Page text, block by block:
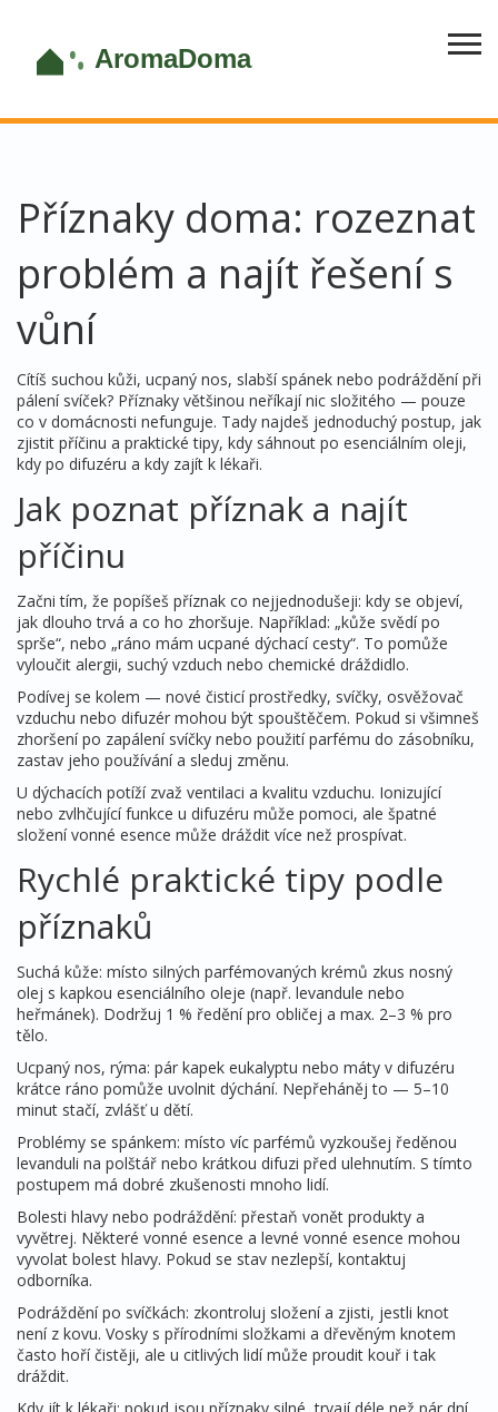
Příznaky doma: rozeznat
problém a najít řešení s
vůní
Cítíš suchou kůži, ucpaný nos, slabší spánek nebo podráždění při
pálení svíček? Příznaky většinou neříkají nic složitého — pouze
co v domácnosti nefunguje. Tady najdeš jednoduchý postup, jak
zjistit příčinu a praktické tipy, kdy sáhnout po esenciálním oleji,
kdy po difuzéru a kdy zajít k lékaři.
Jak poznat příznak a najít
příčinu
Začni tím, že popíšeš příznak co nejjednodušeji: kdy se objeví,
jak dlouho trvá a co ho zhoršuje. Například: „kůže svědí po
sprše“, nebo „ráno mám ucpané dýchací cesty“. To pomůže
vyloučit alergii, suchý vzduch nebo chemické dráždidlo.
Podívej se kolem — nové čisticí prostředky, svíčky, osvěžovač
vzduchu nebo difuzér mohou být spouštěčem. Pokud si všimneš
zhoršení po zapálení svíčky nebo použití parfému do zásobníku,
zastav jeho používání a sleduj změnu.
U dýchacích potíží zvaž ventilaci a kvalitu vzduchu. Ionizující
nebo zvlhčující funkce u difuzéru může pomoci, ale špatné
složení vonné esence může dráždit více než prospívat.
Rychlé praktické tipy podle
příznaků
Suchá kůže: místo silných parfémovaných krémů zkus nosný
olej s kapkou esenciálního oleje (např. levandule nebo
heřmánek). Dodržuj 1 % ředění pro obličej a max. 2–3 % pro
tělo.
Ucpaný nos, rýma: pár kapek eukalyptu nebo máty v difuzéru
krátce ráno pomůže uvolnit dýchání. Nepřeháněj to — 5–10
minut stačí, zvlášť u dětí.
Problémy se spánkem: místo víc parfémů vyzkoušej ředěnou
levanduli na polštář nebo krátkou difuzi před ulehnutím. S tímto
postupem má dobré zkušenosti mnoho lidí.
Bolesti hlavy nebo podráždění: přestaň vonět produkty a
vyvětrej. Některé vonné esence a levné vonné esence mohou
vyvolat bolest hlavy. Pokud se stav nezlepší, kontaktuj
odborníka.
Podráždění po svíčkách: zkontroluj složení a zjisti, jestli knot
není z kovu. Vosky s přírodními složkami a dřevěným knotem
často hoří čistěji, ale u citlivých lidí může proudit kouř i tak
dráždit.